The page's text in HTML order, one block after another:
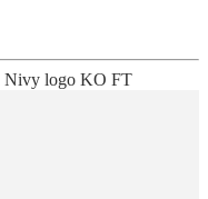
KO FT